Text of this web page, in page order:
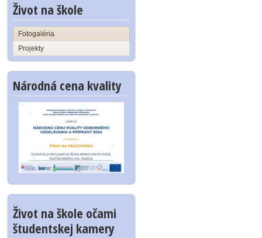
Život na škole
Fotogaléria
Projekty
Národná cena kvality
Život na škole očami
študentskej kamery